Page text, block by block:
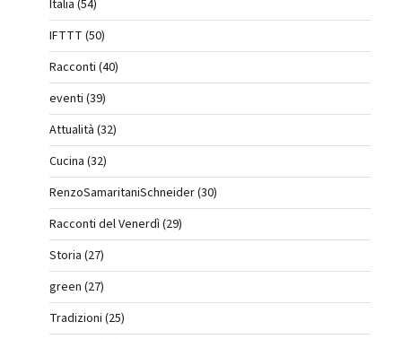
Italia (54)
IFTTT (50)
Racconti (40)
eventi (39)
Attualità (32)
Cucina (32)
RenzoSamaritaniSchneider (30)
Racconti del Venerdì (29)
Storia (27)
green (27)
Tradizioni (25)